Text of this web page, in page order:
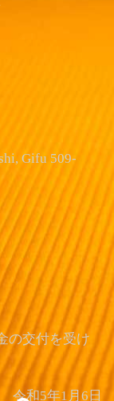
Gifu 509-
の交付を受け
令和5年1月6日